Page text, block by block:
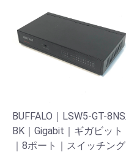
BUFFALO｜LSW5-GT-
BK｜Gigabit｜ギガビット
｜8ポート｜スイッチング